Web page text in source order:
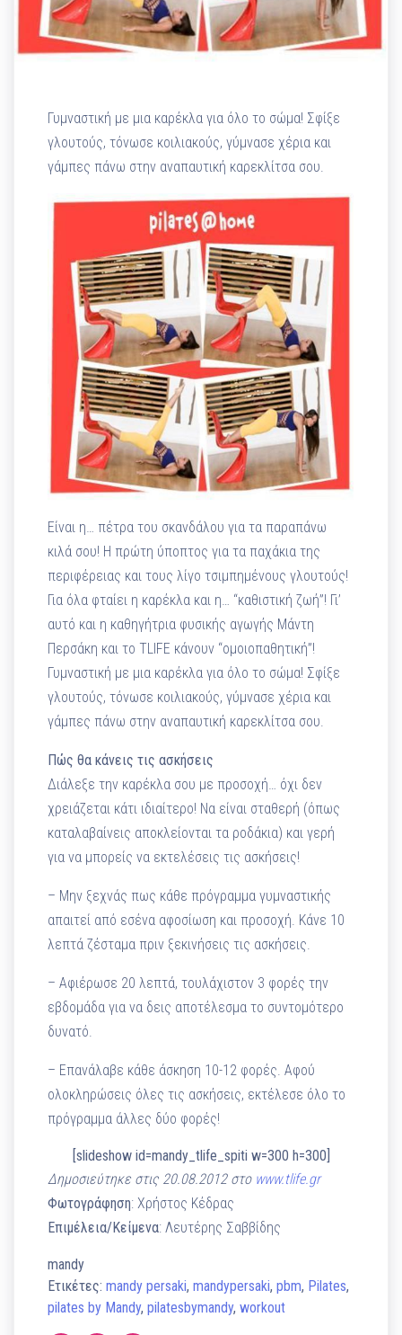
Γυμναστική με μια καρέκλα για όλο το σώμα! Σφίξε
γλουτούς, τόνωσε κοιλιακούς, γύμνασε χέρια και
γάμπες πάνω στην αναπαυτική καρεκλίτσα σου.
Είναι η… πέτρα του σκανδάλου για τα παραπάνω
κιλά σου! Η πρώτη ύποπτος για τα παχάκια της
περιφέρειας και τους λίγο τσιμπημένους γλουτούς!
Για όλα φταίει η καρέκλα και η… “καθιστική ζωή”! Γι’
αυτό και η καθηγήτρια φυσικής αγωγής Μάντη
Περσάκη και το TLIFE κάνουν “ομοιοπαθητική”!
Γυμναστική με μια καρέκλα για όλο το σώμα! Σφίξε
γλουτούς, τόνωσε κοιλιακούς, γύμνασε χέρια και
γάμπες πάνω στην αναπαυτική καρεκλίτσα σου.
Πώς θα κάνεις τις ασκήσεις
Διάλεξε την καρέκλα σου με προσοχή… όχι δεν
χρειάζεται κάτι ιδιαίτερο! Να είναι σταθερή (όπως
καταλαβαίνεις αποκλείονται τα ροδάκια) και γερή
για να μπορείς να εκτελέσεις τις ασκήσεις!
– Μην ξεχνάς πως κάθε πρόγραμμα γυμναστικής
απαιτεί από εσένα αφοσίωση και προσοχή. Κάνε 10
λεπτά ζέσταμα πριν ξεκινήσεις τις ασκήσεις.
– Αφιέρωσε 20 λεπτά, τουλάχιστον 3 φορές την
εβδομάδα για να δεις αποτέλεσμα το συντομότερο
δυνατό.
– Επανάλαβε κάθε άσκηση 10-12 φορές. Αφού
ολοκληρώσεις όλες τις ασκήσεις, εκτέλεσε όλο το
πρόγραμμα άλλες δύο φορές!
[slideshow id=mandy_tlife_spiti w=300 h=300]
Δημοσιεύτηκε στις 20.08.2012 στο www.tlife.gr
Φωτογράφηση: Χρήστος Κέδρας
Επιμέλεια/Κείμενα: Λευτέρης Σαββίδης
mandy
Ετικέτες:mandy persaki,mandypersaki,pbm, Pilates,
pilates by Mandy,pilatesbymandy,workout